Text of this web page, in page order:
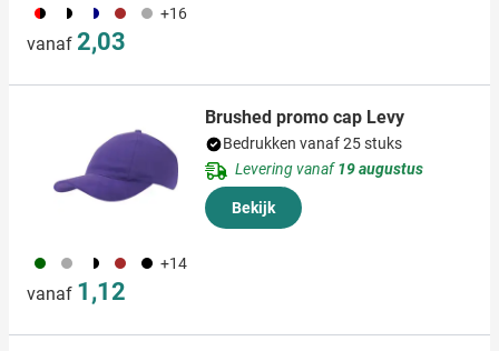
083 040 482 011 099 +16
vanaf 2,03
060 491 040 011 001 +14
vanaf 1,12
Brushed promo cap Levy
Bedrukken vanaf 25 stuks
Levering vanaf19 augustus
Bekijk